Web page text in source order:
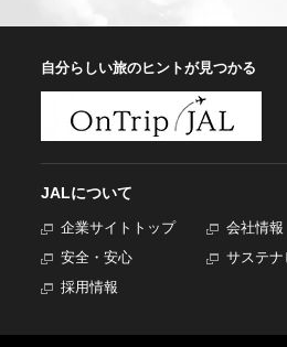
自分らしい旅のヒントが見つかる
JALについて
企業サイトトップ 会社情報
安全・安心
サステナ
採用情報